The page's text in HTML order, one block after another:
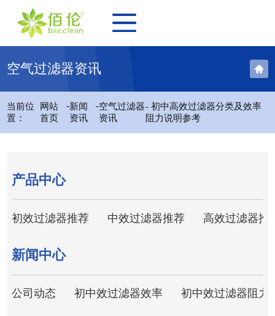
空气过滤器资讯
当前位
置：
网站
首页
-新闻
资讯
-空气过滤器
资讯
- 初中高效过滤器分类及效率
阻力说明参考
产品中心
初效过滤器推荐 中效过滤器推荐 高效过滤器推
新闻中心
公司动态 初中效过滤器效率 初中效过滤器阻力